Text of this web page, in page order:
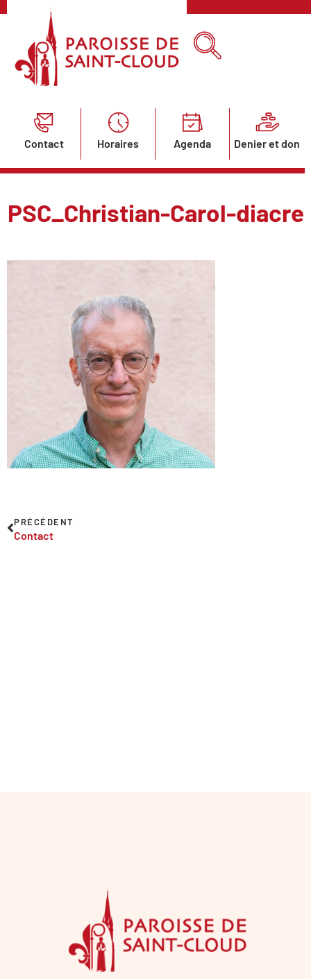
Contact Horaires Agenda Denier et don
PSC_Christian-Carol-diacre
PRÉCÉDENT
Contact